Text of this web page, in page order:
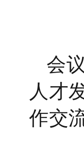
会
人才
作交